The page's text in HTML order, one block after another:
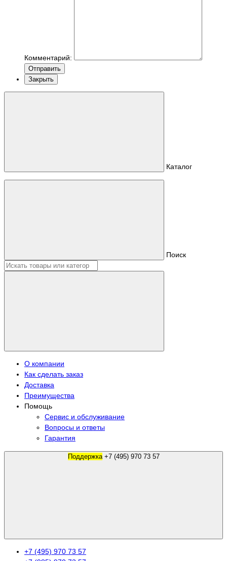
Комментарий:
Отправить
Закрыть
Каталог
Поиск
О компании
Как сделать заказ
Доставка
Преимущества
Помощь
Сервис и обслуживание
Вопросы и ответы
Гарантия
Поддержка +7 (495) 970 73 57
+7 (495) 970 73 57